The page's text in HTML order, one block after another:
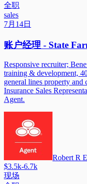
全职
sales
7月14日
账户经理 - State
Responsive recruiter;
training & development,
general lines property and
Insurance Sales
Agent.
Robert R
$3.5k-6.7k
现场